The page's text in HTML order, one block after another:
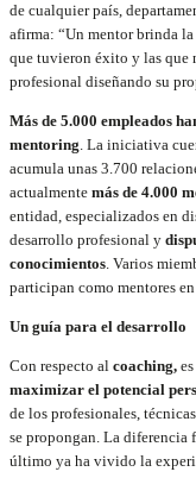
de cualquier país,
afirma: “Un mentor brinda
que tuvieron éxito y las que
profesional diseñando su
Más de 5.000 empleados
mentoring. La iniciativa
acumula unas 3.700
actualmente más de 4.000
entidad, especializados en
desarrollo profesional y
conocimientos. Varios
participan como mentores
Un guía para el desarrollo
Con respecto al coaching,
maximizar el potencial
de los profesionales,
se propongan. La diferencia
último ya ha vivido la